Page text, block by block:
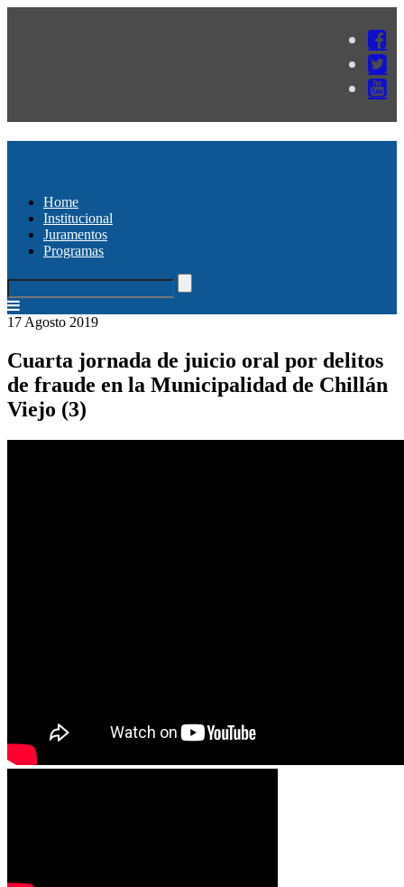
Home
Institucional
Juramentos
Programas
17 Agosto 2019
Cuarta jornada de juicio oral por delitos
de fraude en la Municipalidad de Chillán
Viejo (3)